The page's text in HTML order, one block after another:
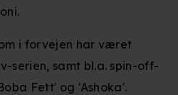
i forvejen har været
serien, samt bl.a. spin-off-
Fett' og 'Ashoka'.